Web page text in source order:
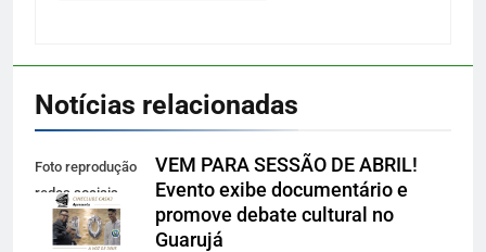
Notícias relacionadas
Foto reprodução
redes sociais
VEM PARA SESSÃO DE ABRIL!
Evento exibe documentário e
promove debate cultural no
Guarujá